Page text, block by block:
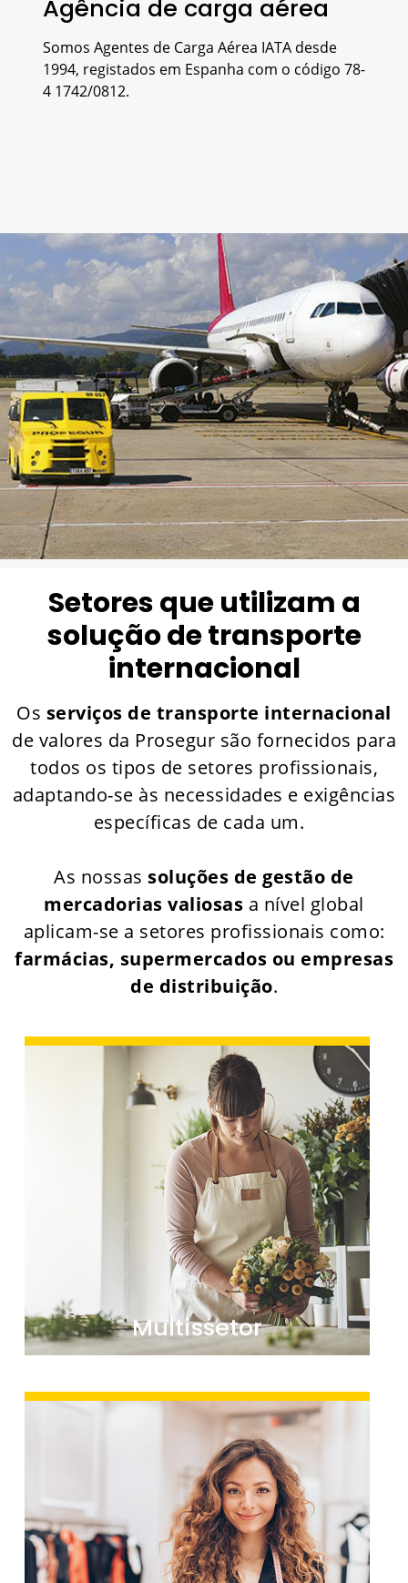
Agência de carga aérea
Somos Agentes de Carga Aérea IATA desde
1994, registados em Espanha com o código 78-
4 1742/0812.
Setores que utilizam a
solução de transporte
internacional
Os serviços de transporte internacional
de valores da Prosegur são fornecidos para
todos os tipos de setores profissionais,
adaptando-se às necessidades e exigências
específicas de cada um.
As nossas soluções de gestão de
mercadorias valiosas a nível global
aplicam-se a setores profissionais como:
farmácias, supermercados ou empresas
de distribuição.
Multissetor
Para um negócio de qualquer setor, a gestão
das cobranças e o controlo dos seus
movimentos de caixa são de vital
importância. A digitalização do numerário
permite poupar tempo e dinheiro.
Ver mais
O setor do retail está a sofrer uma mudança
radical nos seus modelos de negócio. Através
da digitalização de dinheiro vai poupar tempo
e dinheiro.